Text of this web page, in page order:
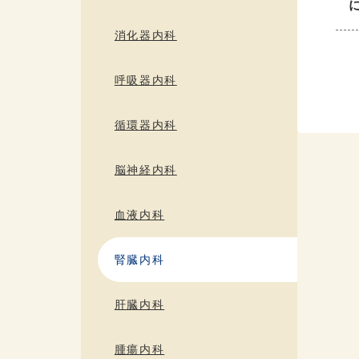
消化器内科
呼吸器内科
循環器内科
脳神経内科
血液内科
腎臓内科
肝臓内科
腫瘍内科